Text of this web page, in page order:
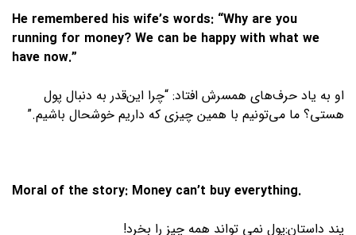
He remembered his wife’s words: “Why are you
running for money? We can be happy with what we
have now.”
او به یاد حرف‌های همسرش افتاد: “چرا این‌قدر به دنبال پول
هستی؟ ما می‌تونیم با همین چیزی که داریم خوشحال باشیم.”
Moral of the story: Money can’t buy everything.
پند داستان:پول نمی تواند همه چیز را بخرد!